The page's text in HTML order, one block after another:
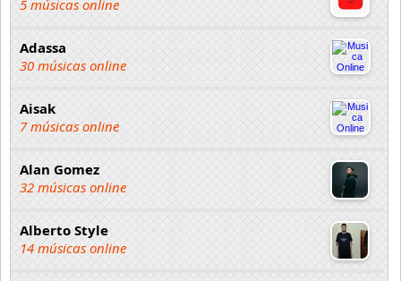
5 músicas online
Adassa
30 músicas online
Aisak
7 músicas online
Alan Gomez
32 músicas online
Alberto Style
14 músicas online